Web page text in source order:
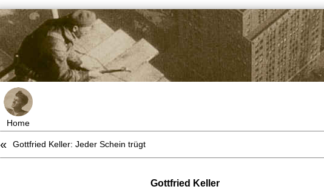
Home
« Gottfried Keller: Jeder Schein trügt
Gottfried Keller